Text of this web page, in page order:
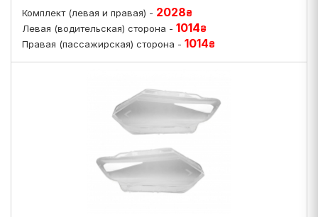
Комплект (левая и правая) - 2028₴
Левая (водительская) сторона - 1014₴
Правая (пассажирская) сторона - 1014₴